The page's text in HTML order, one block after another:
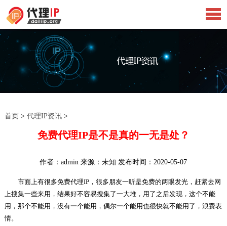
首页 > 代理IP资讯>
免费代理IP是不是真的一无是处？
作者：admin 来源：未知 发布时间：2020-05-07
市面上有很多免费代理IP，很多朋友一听是免费的两眼发光，赶紧去网
上搜集一些来用，结果好不容易搜集了一大堆，用了之后发现，这个不能
用，那个不能用，没有一个能用，偶尔一个能用也很快就不能用了，浪费表
情。